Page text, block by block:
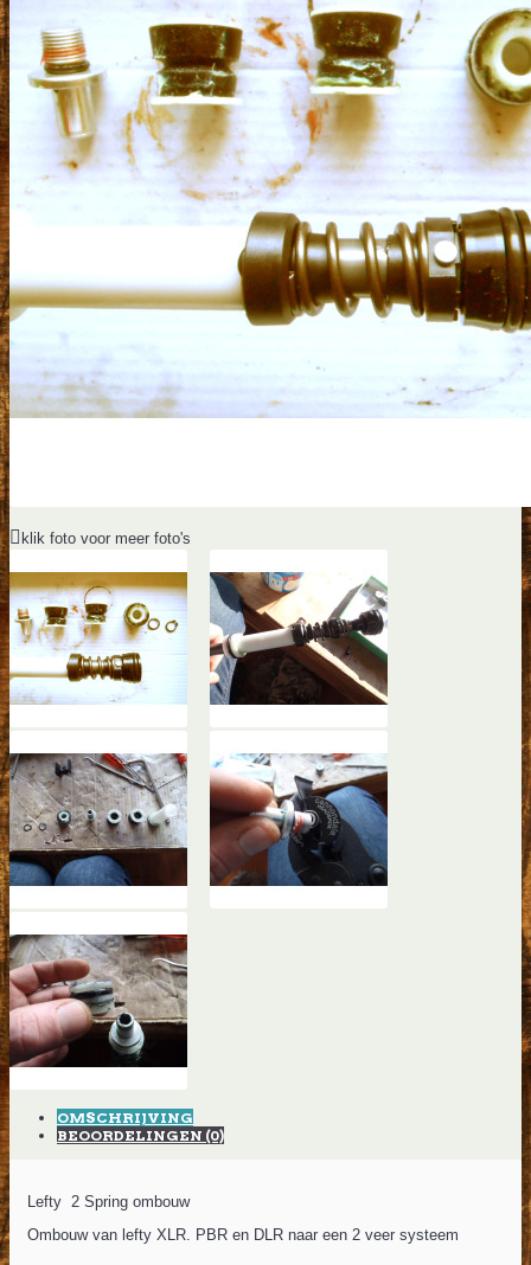
klik foto voor meer foto's
OMSCHRIJVING
BEOORDELINGEN (0)
Lefty 2 Spring ombouw
Ombouw van lefty XLR. PBR en DLR naar een 2 veer systeem